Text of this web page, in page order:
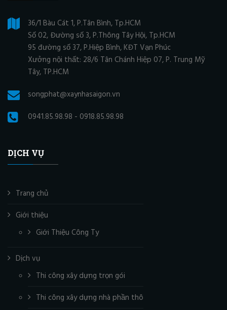
36/1 Bàu Cát 1, P.Tân Bình, Tp.HCM
Số 02, Đường số 3, P.Thông Tây Hội, Tp.HCM
95 đường số 37, P.Hiệp Bình, KĐT Vạn Phúc
Xưởng nội thất: 28/6 Tân Chánh Hiệp 07, P. Trung Mỹ
Tây, TP.HCM
songphat@xaynhasaigon.vn
0941.85.98.98 - 0918.85.98.98
DỊCH VỤ
Trang chủ
Giới thiệu
Giới Thiệu Công Ty
Dịch vụ
Thi công xây dựng trọn gói
Thi công xây dựng nhà phần thô